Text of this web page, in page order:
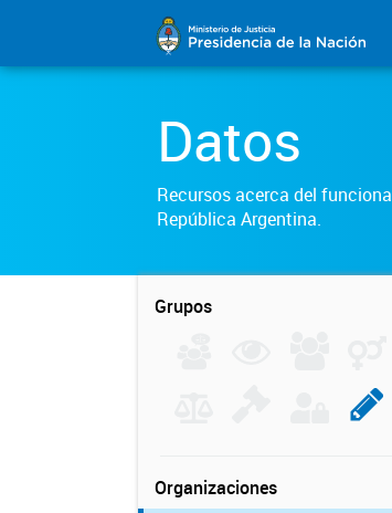
Datos
Recursos acerca del
República Argentina.
Grupos
Organizaciones